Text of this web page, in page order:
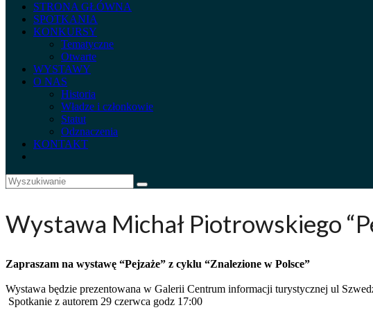
STRONA GŁÓWNA
SPOTKANIA
KONKURSY
Tematyczne
Otwarte
WYSTAWY
O NAS
Historia
Władze i członkowie
Statut
Odznaczenia
KONTAKT
Wystawa Michał Piotrowskiego
Zapraszam na wystawę “Pejzaże” z cyklu “Znalezione w Polsce”
Wystawa będzie prezentowana w Galerii Centrum informacji turystycznej ul
Spotkanie z autorem 29 czerwca godz 17:00